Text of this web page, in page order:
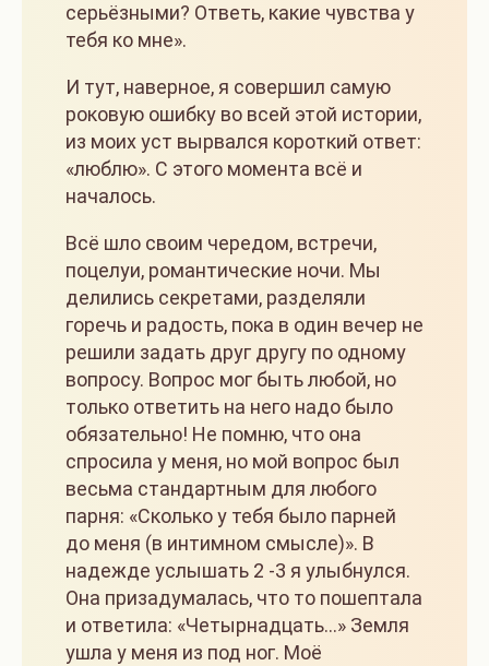
серьёзными? Ответь, какие чувства у
тебя ко мне».
И тут, наверное, я совершил самую
роковую ошибку во всей этой истории,
из моих уст вырвался короткий ответ:
«люблю». С этого момента всё и
началось.
Всё шло своим чередом, встречи,
поцелуи, романтические ночи. Мы
делились секретами, разделяли
горечь и радость, пока в один вечер не
решили задать друг другу по одному
вопросу. Вопрос мог быть любой, но
только ответить на него надо было
обязательно! Не помню, что она
спросила у меня, но мой вопрос был
весьма стандартным для любого
парня: «Сколько у тебя было парней
до меня (в интимном смысле)». В
надежде услышать 2 -3 я улыбнулся.
Она призадумалась, что то пошептала
и ответила: «Четырнадцать…» Земля
ушла у меня из под ног. Моё